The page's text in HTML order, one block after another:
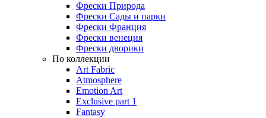
Фрески Природа
Фрески Сады и парки
Фрески Франция
Фрески венеция
Фрески дворики
По коллекции
Art Fabric
Atmosphere
Emotion Art
Exclusive part 1
Fantasy